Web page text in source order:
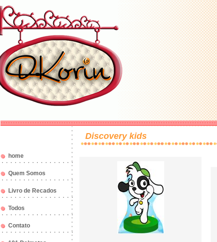
home
Quem Somos
Livro de Recados
Todos
Contato
Discovery kids